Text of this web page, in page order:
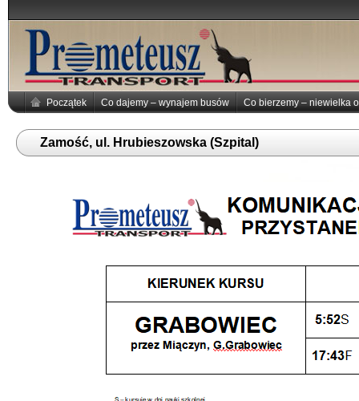
Początek Co dajemy – wynajem busów Co bierzemy – niewielka
Zamość, ul. Hrubieszowska (Szpital)